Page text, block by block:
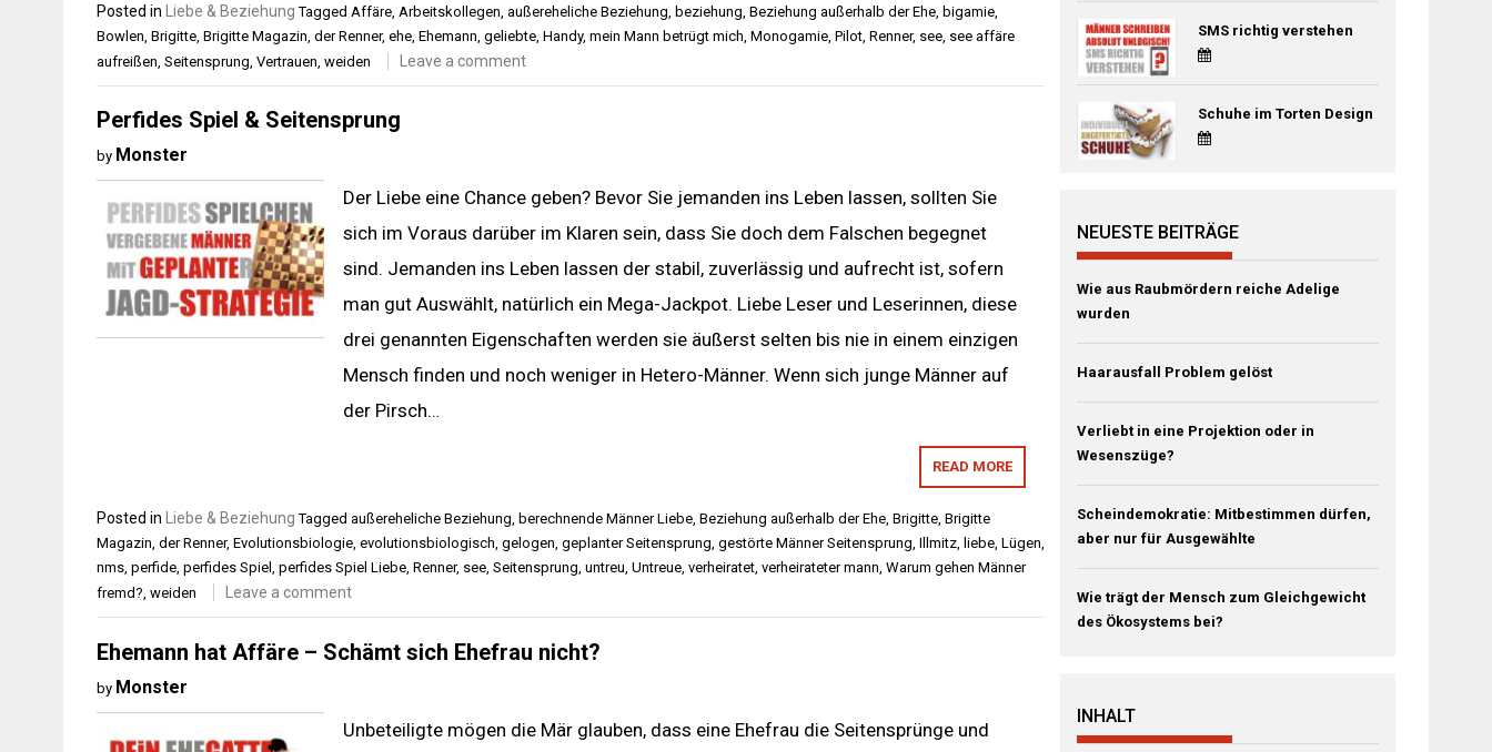
Posted in Liebe & Beziehung Tagged Affäre Arbeitskollegen außereheliche Beziehung beziehung Beziehung außerhalb der Ehe bigamie
Bowlen Brigitte Brigitte Magazin der Renner, ehe Ehemann geliebte Handy, mein Mann betrügt mich Monogamie Pilot Renner, see see affäre
aufreißen Seitensprung Vertrauen weiden Leave a comment
Perfides Spiel & Seitensprung
by Monster
Der Liebe eine Chance geben? Bevor Sie jemanden ins Leben lassen, sollten Sie
sich im Voraus darüber im Klaren sein, dass Sie doch dem Falschen begegnet
sind. Jemanden ins Leben lassen der stabil, zuverlässig und aufrecht ist, sofern
man gut Auswählt, natürlich ein Mega-Jackpot. Liebe Leser und Leserinnen, diese
drei genannten Eigenschaften werden sie äußerst selten bis nie in einem einzigen
Mensch finden und noch weniger in Hetero-Männer. Wenn sich junge Männer auf
der Pirsch…
READ MORE
Posted in Liebe & Beziehung Tagged außereheliche Beziehung, berechnende Männer Liebe, Beziehung außerhalb der Ehe, Brigitte, Brigitte
Magazin, der Renner, Evolutionsbiologie, evolutionsbiologisch, gelogen, geplanter Seitensprung, gestörte Männer Seitensprung, Illmitz, liebe, Lügen,
nms, perfide, perfides Spiel , perfides Spiel Liebe, Renner, see, Seitensprung, untreu, Untreue, verheiratet, verheirateter mann, Warum gehen Männer
fremd?, weiden Leave a comment
Ehemann hat Affäre – Schämt sich Ehefrau nicht?
by Monster
Unbeteiligte mögen die Mär glauben, dass eine Ehefrau die Seitensprünge und
SMS richtig verstehen
Schuhe im Torten Design
NEUESTE BEITRÄGE
Wie aus Raubmördern reiche Adelige
wurden
Haarausfall Problem gelöst
Verliebt in eine Projektion oder in
Wesenszüge?
Scheindemokratie: Mitbestimmen dürfen,
aber nur für Ausgewählte
Wie trägt der Mensch zum Gleichgewicht
des Ökosystems bei?
INHALT